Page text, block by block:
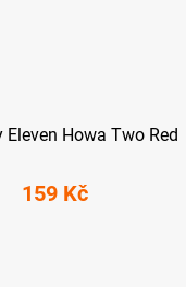
Eleven Howa Two Red
159 Kč